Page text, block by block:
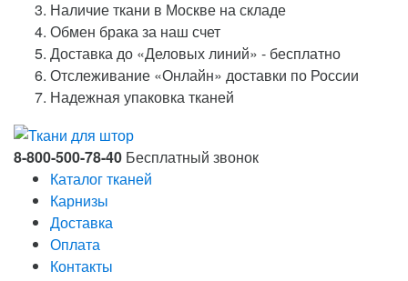
Наличие ткани в Москве на складе
Обмен брака за наш счет
Доставка до «Деловых линий» - бесплатно
Отслеживание «Онлайн» доставки по России
Надежная упаковка тканей
8-800-500-78-40 Бесплатный звонок
Каталог тканей
Карнизы
Доставка
Оплата
Контакты